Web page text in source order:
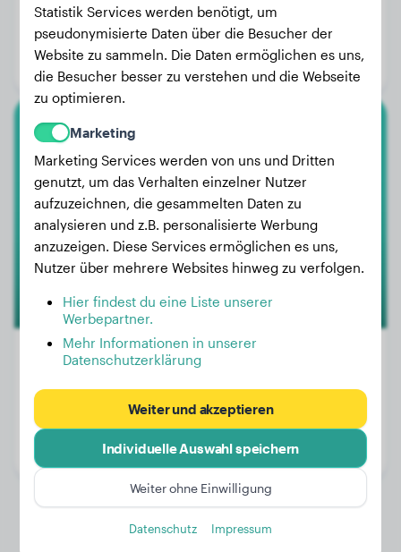
Gewicht:
Alter:
3 Jahre, 1 Monat
Geschlecht:
Hündinn
Laïka
Alter:
2 Jahre, 3 Monate
Geschlecht:
Statistik Services werden benötigt, um
pseudonymisierte Daten über die Besucher der
Website zu sammeln. Die Daten ermöglichen es uns,
die Besucher besser zu verstehen und die Webseite
zu optimieren.
Marketing
Marketing Services werden von uns und Dritten
genutzt, um das Verhalten einzelner Nutzer
aufzuzeichnen, die gesammelten Daten zu
analysieren und z.B. personalisierte Werbung
anzuzeigen. Diese Services ermöglichen es uns,
Nutzer über mehrere Websites hinweg zu verfolgen.
Hier findest du eine Liste unserer
Werbepartner.
Mehr Informationen in unserer
Datenschutzerklärung
Weiter und akzeptieren
Individuelle Auswahl speichern
Weiter ohne Einwilligung
Datenschutz Impressum